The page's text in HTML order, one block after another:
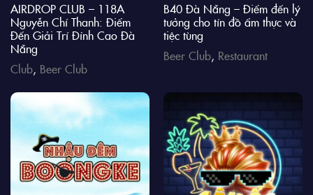
AIRDROP CLUB – 118A
Nguyễn Chí Thanh: Điểm
Đến Giải Trí Đỉnh Cao Đà
Nẵng
Club, Beer Club
B40 Đà Nẵng – Điểm đến lý
tưởng cho tín đồ ẩm thực và
tiệc tùng
Beer Club, Restaurant